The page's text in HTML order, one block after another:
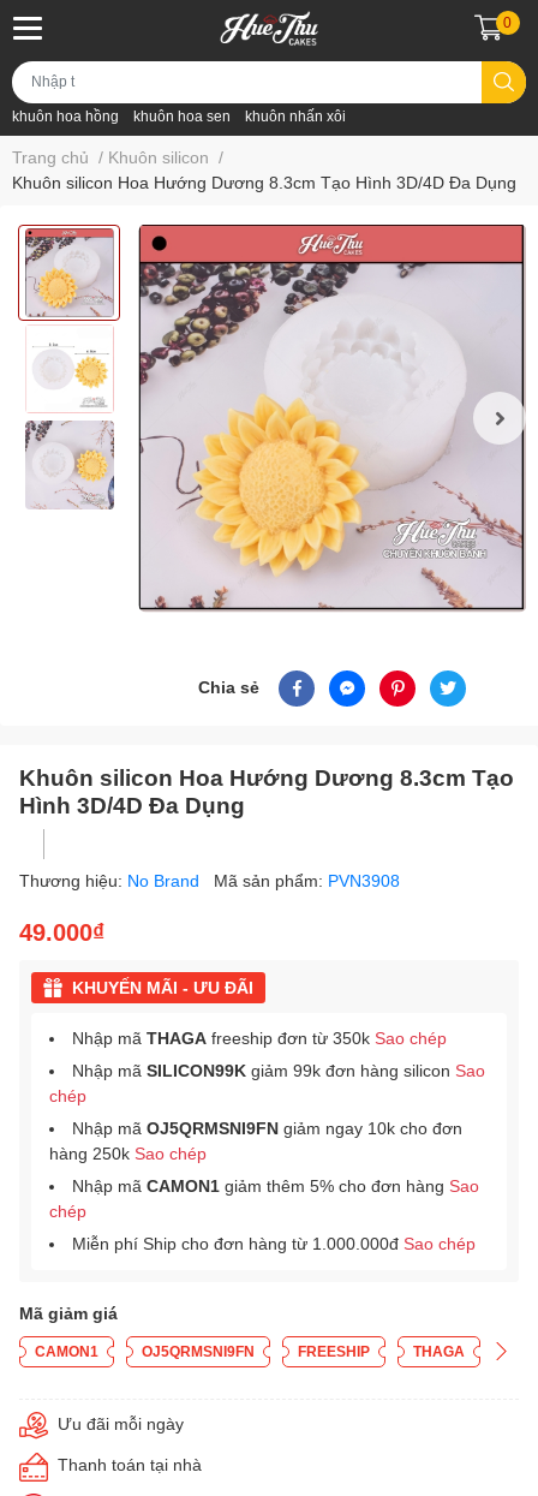
khuôn hoa hồng khuôn hoa sen khuôn nhấn xôi
0
Trang chủ / Khuôn silicon /
Khuôn silicon Hoa Hướng Dương 8.3cm Tạo Hình 3D/4D Đa Dụng
Chia sẻ
Khuôn silicon Hoa Hướng Dương 8.3cm Tạo
Hình 3D/4D Đa Dụng
Thương hiệu: No Brand Mã sản phẩm: PVN3908
49.000₫
KHUYẾN MÃI - ƯU ĐÃI
Nhập mã THAGA freeship đơn từ 350k Sao chép
Nhập mã SILICON99K giảm 99k đơn hàng silicon Sao
chép
Nhập mã OJ5QRMSNI9FN giảm ngay 10k cho đơn
hàng 250k Sao chép
Nhập mã CAMON1 giảm thêm 5% cho đơn hàng Sao
chép
Miễn phí Ship cho đơn hàng từ 1.000.000đ Sao chép
Mã giảm giá
CAMON1 OJ5QRMSNI9FN FREESHIP THAGA
Ưu đãi mỗi ngày
Thanh toán tại nhà